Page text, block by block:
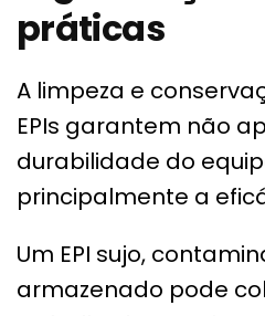
práticas
A limpeza e
EPIs garantem não
durabilidade do
principalmente a
Um EPI sujo,
armazenado pode